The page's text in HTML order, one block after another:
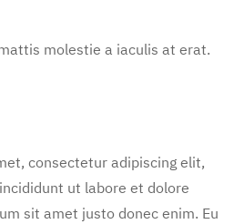
molestie a iaculis at erat.
consectetur adipiscing elit,
ut labore et dolore
sit amet justo donec enim. Eu